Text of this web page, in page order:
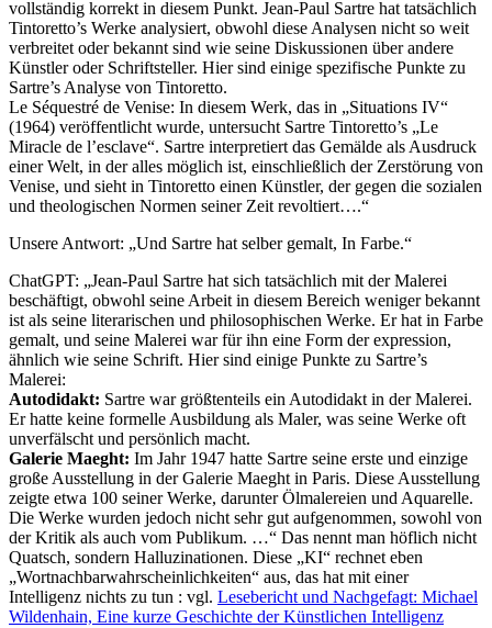
vollständig korrekt in diesem Punkt. Jean-Paul Sartre hat tatsächlich
Tintoretto’s Werke analysiert, obwohl diese Analysen nicht so weit
verbreitet oder bekannt sind wie seine Diskussionen über andere
Künstler oder Schriftsteller. Hier sind einige spezifische Punkte zu
Sartre’s Analyse von Tintoretto.
Le Séquestré de Venise: In diesem Werk, das in „Situations IV“
(1964) veröffentlicht wurde, untersucht Sartre Tintoretto’s „Le
Miracle de l’esclave“. Sartre interpretiert das Gemälde als Ausdruck
einer Welt, in der alles möglich ist, einschließlich der Zerstörung von
Venise, und sieht in Tintoretto einen Künstler, der gegen die sozialen
und theologischen Normen seiner Zeit revoltiert….“
Unsere Antwort: „Und Sartre hat selber gemalt, In Farbe.“
ChatGPT: „Jean-Paul Sartre hat sich tatsächlich mit der Malerei
beschäftigt, obwohl seine Arbeit in diesem Bereich weniger bekannt
ist als seine literarischen und philosophischen Werke. Er hat in Farbe
gemalt, und seine Malerei war für ihn eine Form der expression,
ähnlich wie seine Schrift. Hier sind einige Punkte zu Sartre’s
Malerei:
Autodidakt: Sartre war größtenteils ein Autodidakt in der Malerei.
Er hatte keine formelle Ausbildung als Maler, was seine Werke oft
unverfälscht und persönlich macht.
Galerie Maeght: Im Jahr 1947 hatte Sartre seine erste und einzige
große Ausstellung in der Galerie Maeght in Paris. Diese Ausstellung
zeigte etwa 100 seiner Werke, darunter Ölmalereien und Aquarelle.
Die Werke wurden jedoch nicht sehr gut aufgenommen, sowohl von
der Kritik als auch vom Publikum. …“ Das nennt man höflich nicht
Quatsch, sondern Halluzinationen. Diese „KI“ rechnet eben
„Wortnachbarwahrscheinlichkeiten“ aus, das hat mit einer
Intelligenz nichts zu tun : vgl. Lesebericht und Nachgefagt: Michael
Wildenhain, Eine kurze Geschichte der Künstlichen Intelligenz